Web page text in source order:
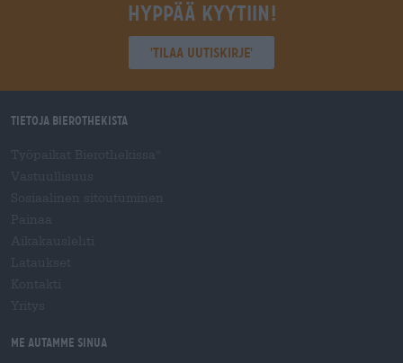
Hyppää kyytiin!
'Tilaa uutiskirje'
Tietoja Bierothekista
Me autamme sinua